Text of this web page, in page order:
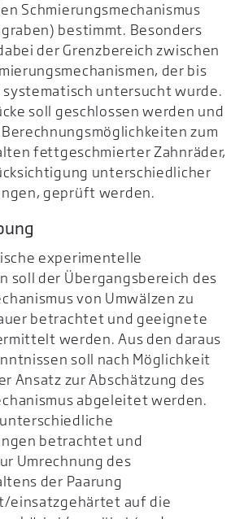
Schmierungsmechanismus
bestimmt. Besonders
der Grenzbereich zwischen
der bis
systematisch untersucht wurde.
soll geschlossen werden und
zum
fettgeschmierter Zahnräder,
unterschiedlicher
geprüft werden.
experimentelle
soll der Übergangsbereich des
von Umwälzen zu
betrachtet und geeignete
werden. Aus den daraus
soll nach Möglichkeit
Ansatz zur Abschätzung des
abgeleitet werden.
betrachtet und
Umrechnung des
der Paarung
einsatzgehärtet auf die